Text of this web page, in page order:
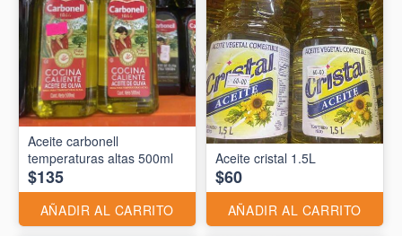
Aceite carbonell
temperaturas altas 500ml
$135
AÑADIR AL CARRITO
Aceite cristal 1.5L
$60
AÑADIR AL CARRITO